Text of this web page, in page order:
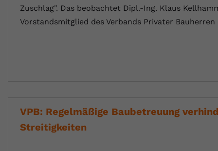
Zuschlag". Das beobachtet Dipl.-Ing. Klaus
Vorstandsmitglied des Verbands Privater Bauherren
VPB: Regelmäßige Baubetreuung
Streitigkeiten